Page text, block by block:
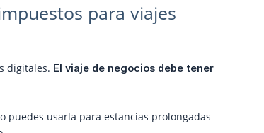
para viajes
digitales. El viaje de negocios debe tener
usarla para estancias prolongadas